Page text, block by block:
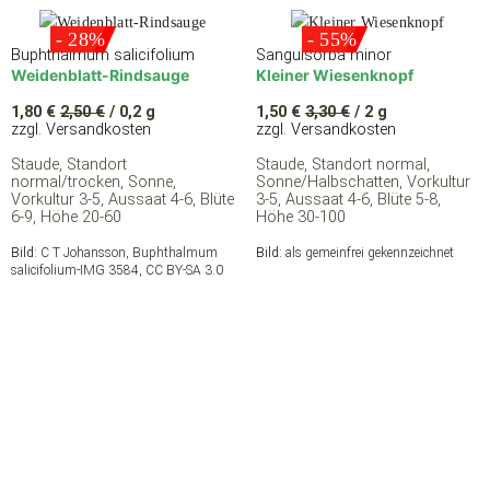
- 28%
Buphthalmum salicifolium
Weidenblatt-Rindsauge
1,80 € 2,50€ / 0,2 g
zzgl. Versandkosten
Staude, Standort
normal/trocken, Sonne,
Vorkultur 3-5, Aussaat 4-6, Blüte
6-9, Höhe 20-60
Bild: C T Johansson, Buphthalmum
salicifolium-IMG 3584, CC BY-SA 3.0
- 55%
Sanguisorba minor
Kleiner Wiesenknopf
1,50 € 3,30€ / 2 g
zzgl. Versandkosten
Staude, Standort normal,
Sonne/Halbschatten, Vorkultur
3-5, Aussaat 4-6, Blüte 5-8,
Höhe 30-100
Bild: als gemeinfrei gekennzeichnet